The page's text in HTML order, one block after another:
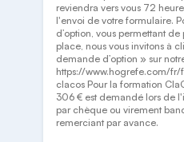
reviendra vers vous 72
l'envoi de votre formulaire.
d’option, vous permettant
place, nous vous invitons à
demande d’option » sur
https://www.hogrefe.com/
clacos Pour la formation
306 € est demandé lors de
par chèque ou virement
remerciant par avance.